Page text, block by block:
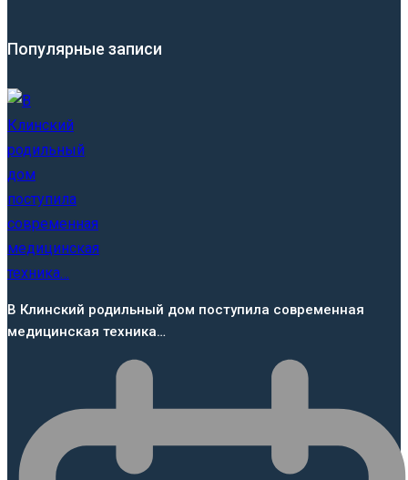
Популярные записи
В Клинский родильный дом поступила современная
медицинская техника…